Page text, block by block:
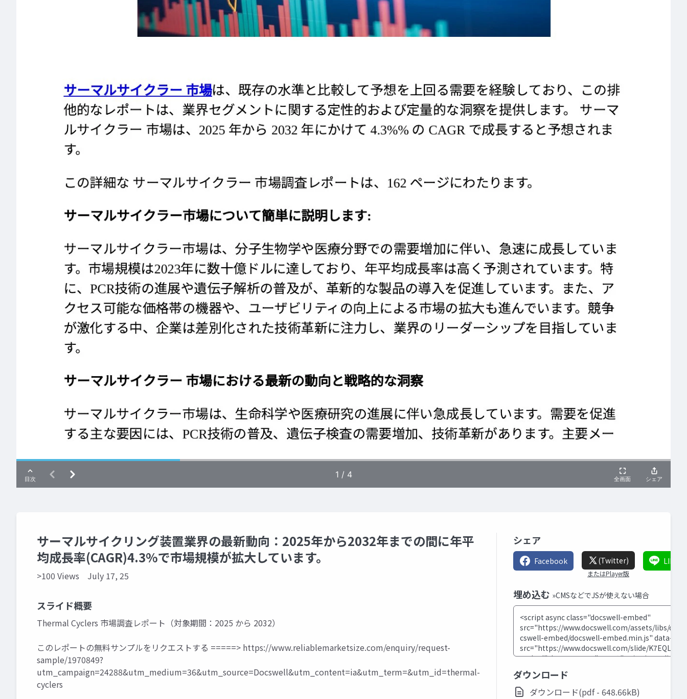
サーマルサイクリング装置業界の最新動向：2025年から2032年までの間に年平
均成長率(CAGR)4.3%で市場規模が拡大しています。
>100 Views July 17, 25
スライド概要
Thermal Cyclers 市場調査レポート（対象期間：2025 から 2032）
このレポートの無料サンプルをリクエストする =====> https://www.reliablemarketsize.com/enquiry/request-
sample/1970849?
utm_campaign=24288&utm_medium=36&utm_source=Docswell&utm_content=ia&utm_term=&utm_id=thermal-
cyclers
シェア
Facebook (Twitter)
またはPlayer版
LINE
埋め込む »CMSなどでJSが使えない場合
ダウンロード
ダウンロード(pdf - 648.66kB)